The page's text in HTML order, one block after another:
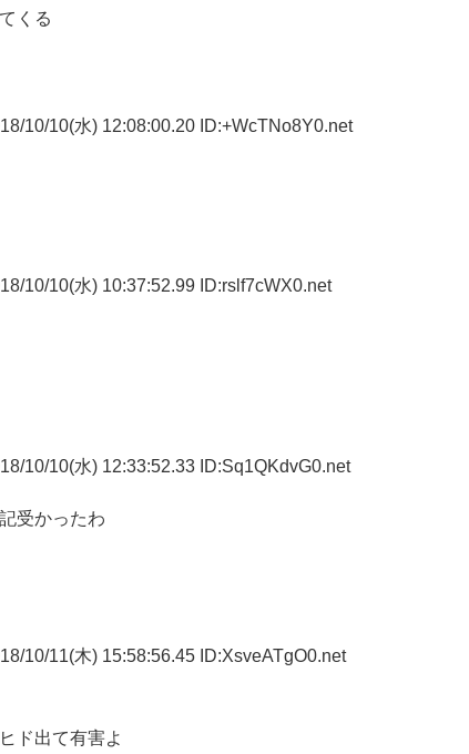
くる
10/10(水) 12:08:00.20 ID:+WcTNo8Y0.net
10/10(水) 10:37:52.99 ID:rslf7cWX0.net
10/10(水) 12:33:52.33 ID:Sq1QKdvG0.net
受かったわ
10/11(木) 15:58:56.45 ID:XsveATgO0.net
ド出て有害よ